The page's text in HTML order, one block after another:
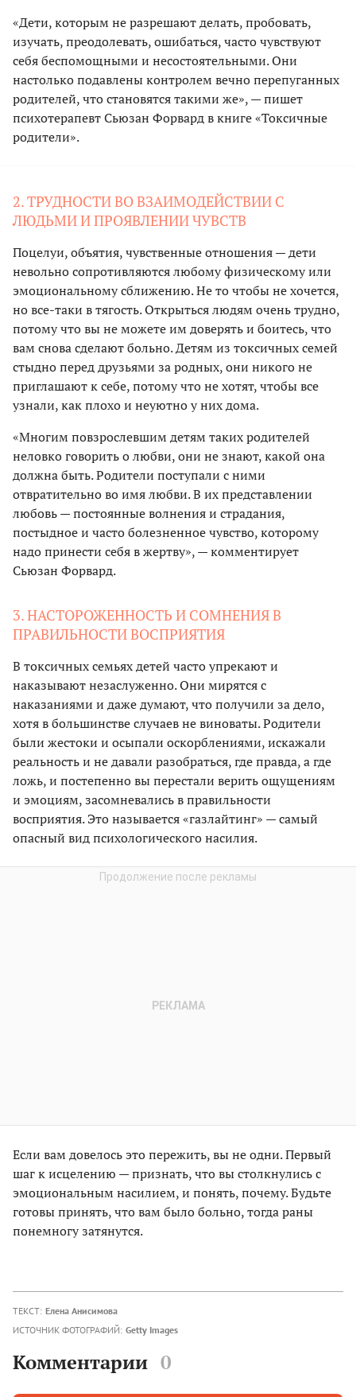
«Дети, которым не разрешают делать, пробовать,
изучать, преодолевать, ошибаться, часто чувствуют
себя беспомощными и несостоятельными. Они
настолько подавлены контролем вечно перепуганных
родителей, что становятся такими же», — пишет
психотерапевт Сьюзан Форвард в книге «Токсичные
родители».
2. ТРУДНОСТИ ВО ВЗАИМОДЕЙСТВИИ С
ЛЮДЬМИ И ПРОЯВЛЕНИИ ЧУВСТВ
Поцелуи, объятия, чувственные отношения — дети
невольно сопротивляются любому физическому или
эмоциональному сближению. Не то чтобы не хочется,
но все-таки в тягость. Открыться людям очень трудно,
потому что вы не можете им доверять и боитесь, что
вам снова сделают больно. Детям из токсичных семей
стыдно перед друзьями за родных, они никого не
приглашают к себе, потому что не хотят, чтобы все
узнали, как плохо и неуютно у них дома.
«Многим повзрослевшим детям таких родителей
неловко говорить о любви, они не знают, какой она
должна быть. Родители поступали с ними
отвратительно во имя любви. В их представлении
любовь — постоянные волнения и страдания,
постыдное и часто болезненное чувство, которому
надо принести себя в жертву», — комментирует
Сьюзан Форвард.
3. НАСТОРОЖЕННОСТЬ И СОМНЕНИЯ В
ПРАВИЛЬНОСТИ ВОСПРИЯТИЯ
В токсичных семьях детей часто упрекают и
наказывают незаслуженно. Они мирятся с
наказаниями и даже думают, что получили за дело,
хотя в большинстве случаев не виноваты. Родители
были жестоки и осыпали оскорблениями, искажали
реальность и не давали разобраться, где правда, а где
ложь, и постепенно вы перестали верить ощущениям
и эмоциям, засомневались в правильности
восприятия. Это называется «газлайтинг» — самый
опасный вид психологического насилия.
Если вам довелось это пережить, вы не одни. Первый
шаг к исцелению — признать, что вы столкнулись с
эмоциональным насилием, и понять, почему. Будьте
готовы принять, что вам было больно, тогда раны
понемногу затянутся.
ТЕКСТ: Елена Анисимова
ИСТОЧНИК ФОТОГРАФИЙ: Getty Images
Комментарии 0